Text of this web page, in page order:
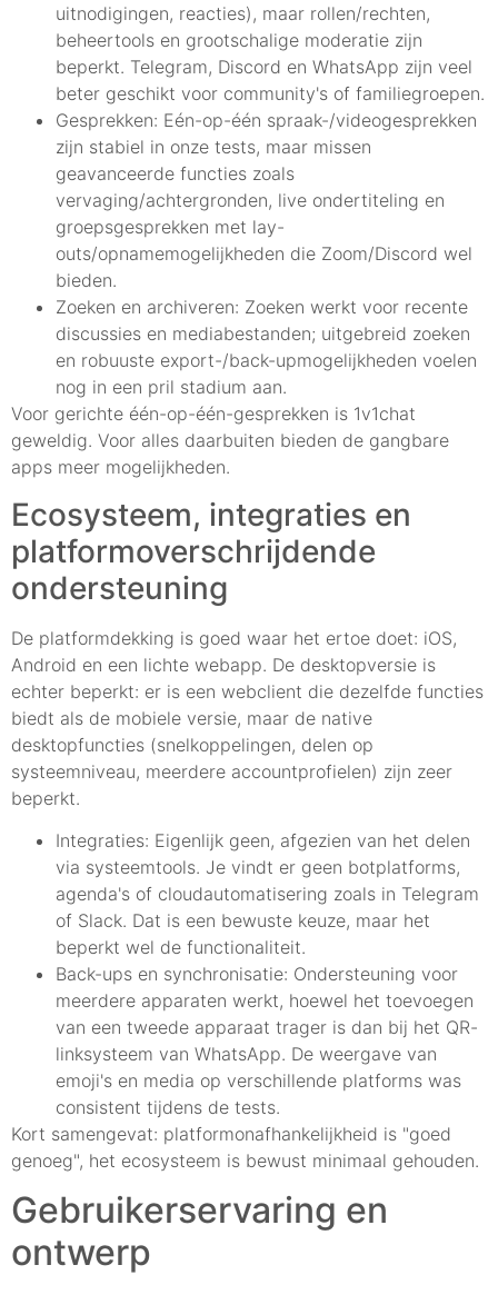
uitnodigingen, reacties), maar rollen/rechten,
beheertools en grootschalige moderatie zijn
beperkt. Telegram, Discord en WhatsApp zijn veel
beter geschikt voor community's of familiegroepen.
Gesprekken: Eén-op-één spraak-/videogesprekken
zijn stabiel in onze tests, maar missen
geavanceerde functies zoals
vervaging/achtergronden, live ondertiteling en
groepsgesprekken met lay-
outs/opnamemogelijkheden die Zoom/Discord wel
bieden.
Zoeken en archiveren: Zoeken werkt voor recente
discussies en mediabestanden; uitgebreid zoeken
en robuuste export-/back-upmogelijkheden voelen
nog in een pril stadium aan.
Voor gerichte één-op-één-gesprekken is 1v1chat
geweldig. Voor alles daarbuiten bieden de gangbare
apps meer mogelijkheden.
Ecosysteem, integraties en
platformoverschrijdende
ondersteuning
De platformdekking is goed waar het ertoe doet: iOS,
Android en een lichte webapp. De desktopversie is
echter beperkt: er is een webclient die dezelfde functies
biedt als de mobiele versie, maar de native
desktopfuncties (snelkoppelingen, delen op
systeemniveau, meerdere accountprofielen) zijn zeer
beperkt.
Integraties: Eigenlijk geen, afgezien van het delen
via systeemtools. Je vindt er geen botplatforms,
agenda's of cloudautomatisering zoals in Telegram
of Slack. Dat is een bewuste keuze, maar het
beperkt wel de functionaliteit.
Back-ups en synchronisatie: Ondersteuning voor
meerdere apparaten werkt, hoewel het toevoegen
van een tweede apparaat trager is dan bij het QR-
linksysteem van WhatsApp. De weergave van
emoji's en media op verschillende platforms was
consistent tijdens de tests.
Kort samengevat: platformonafhankelijkheid is "goed
genoeg", het ecosysteem is bewust minimaal gehouden.
Gebruikerservaring en
ontwerp